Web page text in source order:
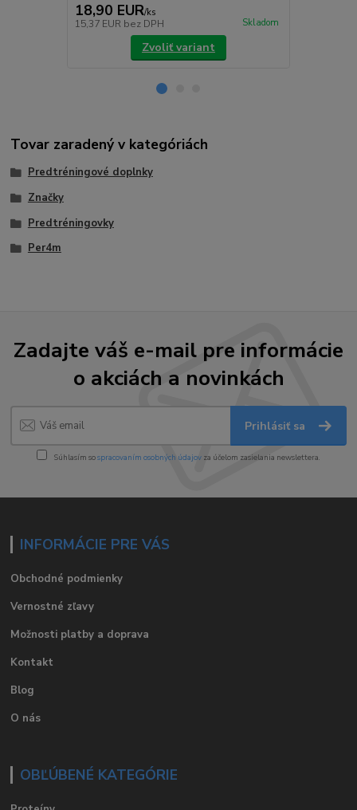
18,90 EUR/ks
15,37 EUR bez DPH Skladom
Zvoliť variant
Tovar zaradený v kategóriách
Predtréningové doplnky
Značky
Predtréningovky
Per4m
Zadajte váš e-mail pre informácie
o akciách a novinkách
Prihlásiť sa
Súhlasím sospracovaním osobných údajov za účelom zasielania newslettera.
INFORMÁCIE PRE VÁS
Obchodné podmienky
Vernostné zľavy
Možnosti platby a doprava
Kontakt
Blog
O nás
OBĽÚBENÉ KATEGÓRIE